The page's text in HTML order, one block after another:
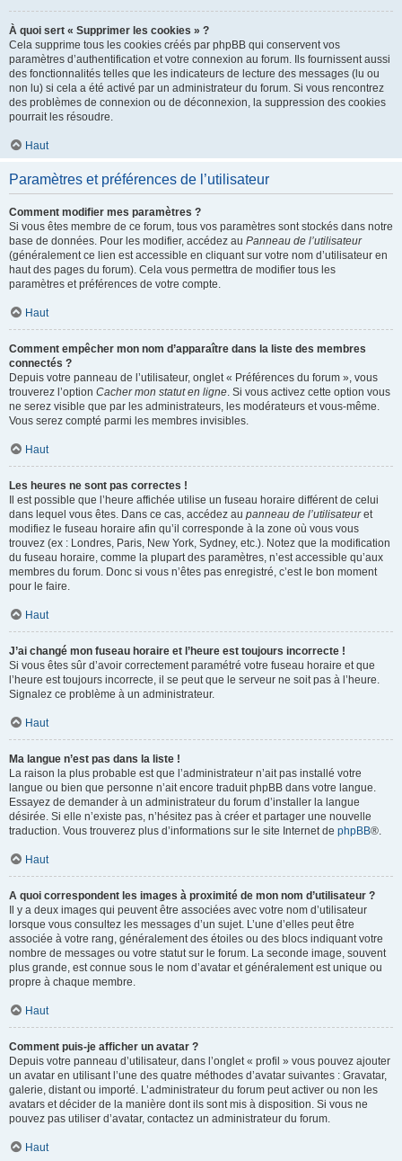
À quoi sert « Supprimer les cookies » ?
Cela supprime tous les cookies créés par phpBB qui conservent vos
paramètres d’authentification et votre connexion au forum. Ils fournissent aussi
des fonctionnalités telles que les indicateurs de lecture des messages (lu ou
non lu) si cela a été activé par un administrateur du forum. Si vous rencontrez
des problèmes de connexion ou de déconnexion, la suppression des cookies
pourrait les résoudre.
Haut
Paramètres et préférences de l’utilisateur
Comment modifier mes paramètres ?
Si vous êtes membre de ce forum, tous vos paramètres sont stockés dans notre
base de données. Pour les modifier, accédez au Panneau de l’utilisateur
(généralement ce lien est accessible en cliquant sur votre nom d’utilisateur en
haut des pages du forum). Cela vous permettra de modifier tous les
paramètres et préférences de votre compte.
Haut
Comment empêcher mon nom d’apparaître dans la liste des membres
connectés ?
Depuis votre panneau de l’utilisateur, onglet « Préférences du forum », vous
trouverez l’option Cacher mon statut en ligne. Si vous activez cette option vous
ne serez visible que par les administrateurs, les modérateurs et vous-même.
Vous serez compté parmi les membres invisibles.
Haut
Les heures ne sont pas correctes !
Il est possible que l’heure affichée utilise un fuseau horaire différent de celui
dans lequel vous êtes. Dans ce cas, accédez au panneau de l’utilisateuret
modifiez le fuseau horaire afin qu’il corresponde à la zone où vous vous
trouvez (ex : Londres, Paris, New York, Sydney, etc.). Notez que la modification
du fuseau horaire, comme la plupart des paramètres, n’est accessible qu’aux
membres du forum. Donc si vous n’êtes pas enregistré, c’est le bon moment
pour le faire.
Haut
J’ai changé mon fuseau horaire et l’heure est toujours incorrecte !
Si vous êtes sûr d’avoir correctement paramétré votre fuseau horaire et que
l’heure est toujours incorrecte, il se peut que le serveur ne soit pas à l’heure.
Signalez ce problème à un administrateur.
Haut
Ma langue n’est pas dans la liste !
La raison la plus probable est que l’administrateur n’ait pas installé votre
langue ou bien que personne n’ait encore traduit phpBB dans votre langue.
Essayez de demander à un administrateur du forum d’installer la langue
désirée. Si elle n’existe pas, n’hésitez pas à créer et partager une nouvelle
traduction. Vous trouverez plus d’informations sur le site Internet de phpBB®.
Haut
A quoi correspondent les images à proximité de mon nom d’utilisateur ?
Il y a deux images qui peuvent être associées avec votre nom d’utilisateur
lorsque vous consultez les messages d’un sujet. L’une d’elles peut être
associée à votre rang, généralement des étoiles ou des blocs indiquant votre
nombre de messages ou votre statut sur le forum. La seconde image, souvent
plus grande, est connue sous le nom d’avatar et généralement est unique ou
propre à chaque membre.
Haut
Comment puis-je afficher un avatar ?
Depuis votre panneau d’utilisateur, dans l’onglet « profil » vous pouvez ajouter
un avatar en utilisant l’une des quatre méthodes d’avatar suivantes : Gravatar,
galerie, distant ou importé. L’administrateur du forum peut activer ou non les
avatars et décider de la manière dont ils sont mis à disposition. Si vous ne
pouvez pas utiliser d’avatar, contactez un administrateur du forum.
Haut